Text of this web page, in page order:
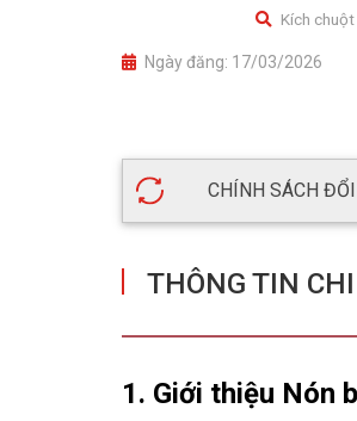
Kích
Ngày đăng: 17/03/2026
CHÍNH SÁCH
THÔNG TIN
1. Giới thiệu Nón